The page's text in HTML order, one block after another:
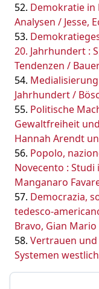
Demokratie in
Analysen / Jesse,
20. Jahrhundert :
Tendenzen /
Jahrhundert /
Politische
Gewaltfreiheit
Hannah Arendt
Popolo,
Novecento :
Manganaro
Democrazia,
tedesco-
Bravo, Gian Mario
Vertrauen
Systemen